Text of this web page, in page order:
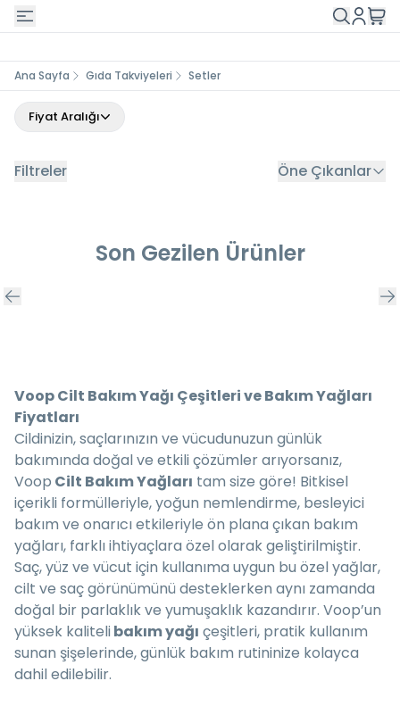
Ana Sayfa Gıda Takviyeleri Setler
Fiyat Aralığı
Filtreler Öne Çıkanlar
Son Gezilen Ürünler
Voop Cilt Bakım Yağı Çeşitleri ve Bakım Yağları
Fiyatları
Cildinizin, saçlarınızın ve vücudunuzun günlük
bakımında doğal ve etkili çözümler arıyorsanız,
Voop Cilt Bakım Yağları tam size göre! Bitkisel
içerikli formülleriyle, yoğun nemlendirme, besleyici
bakım ve onarıcı etkileriyle ön plana çıkan bakım
yağları, farklı ihtiyaçlara özel olarak geliştirilmiştir.
Saç, yüz ve vücut için kullanıma uygun bu özel yağlar,
cilt ve saç görünümünü desteklerken aynı zamanda
doğal bir parlaklık ve yumuşaklık kazandırır. Voop’un
yüksek kalitelibakım yağı çeşitleri, pratik kullanım
sunan şişelerinde, günlük bakım rutininize kolayca
dahil edilebilir.